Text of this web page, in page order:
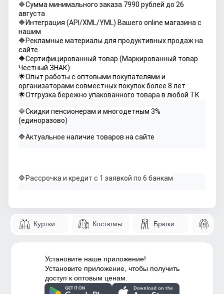
🔷Сумма минимального заказа 7990 рублей до 26
августа
🔷Интеграция (API/XML/YML) Вашего online магазина с
нашим
🔷Рекламные материалы для продуктивных продаж на
сайте
🔶Сертифицированный товар (Маркированный товар
Честный ЗНАК)
🌟Опыт работы с оптовыми покупателями и
организаторами совместных покупок более 8 лет
🌟Отгрузка бережно упакованного товара в любой ТК
🔷Скидки пенсионерам и многодетным 3%
(единоразово)
🔷Актуальное наличие товаров на сайте
🔷Рассрочка и кредит с 1 заявкой по 6 банкам
Куртки Костюмы Брюки
Установите наше приложение!
Установите приложение, чтобы получить
доступ к оптовым ценам.